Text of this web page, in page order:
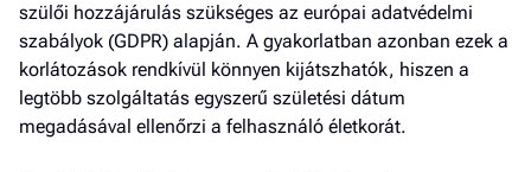
szülői hozzájárulás szükséges az európai adatvédelmi
szabályok (GDPR) alapján. A gyakorlatban azonban ezek a
korlátozások rendkívül könnyen kijátszhatók, hiszen a
legtöbb szolgáltatás egyszerű születési dátum
megadásával ellenőrzi a felhasználó életkorát.